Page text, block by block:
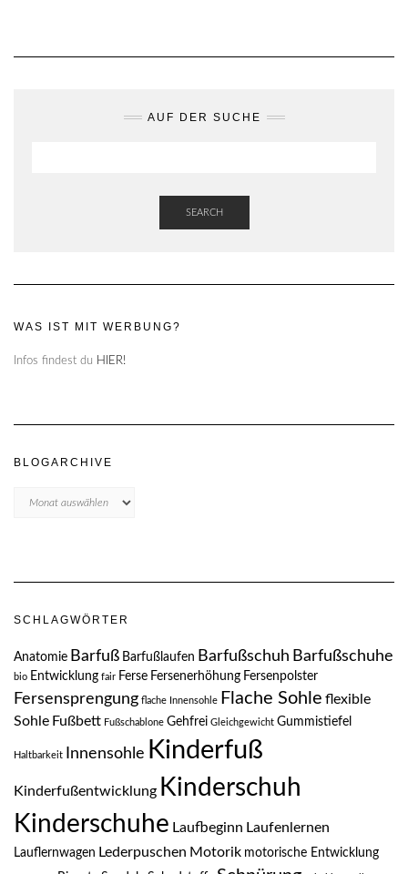
AUF DER SUCHE
SEARCH
WAS IST MIT WERBUNG?
Infos findest du HIER!
BLOGARCHIVE
SCHLAGWÖRTER
Anatomie Barfuß Barfußlaufen Barfußschuh Barfußschuhe
bio Entwicklung fair Ferse Fersenerhöhung Fersenpolster
Fersensprengung flache Innensohle Flache Sohle flexible
Sohle Fußbett Fußschablone Gehfrei Gleichgewicht Gummistiefel
Haltbarkeit Innensohle Kinderfuß
Kinderfußentwicklung Kinderschuh
Kinderschuhe Laufbeginn Laufenlernen
Lauflernwagen Lederpuschen Motorik motorische Entwicklung